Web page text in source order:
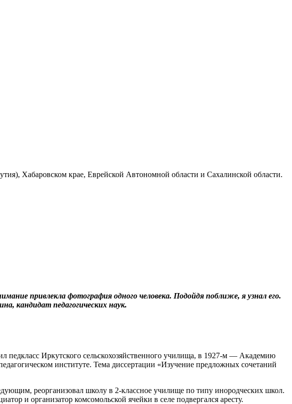
Хабаровском крае, Еврейской Автономной области и Сахалинской области.
привлекла фотография одного человека. Подойдя поближе, я узнал его.
кандидат педагогических наук.
педкласс Иркутского сельскохозяйственного училища, в 1927-м — Академию
институте. Тема диссертации «Изучение предложных сочетаний
реорганизовал школу в 2-классное училище по типу инородческих школ.
и организатор комсомольской ячейки в селе подвергался аресту.